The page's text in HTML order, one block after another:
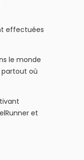
effectuées
le monde
partout où
et